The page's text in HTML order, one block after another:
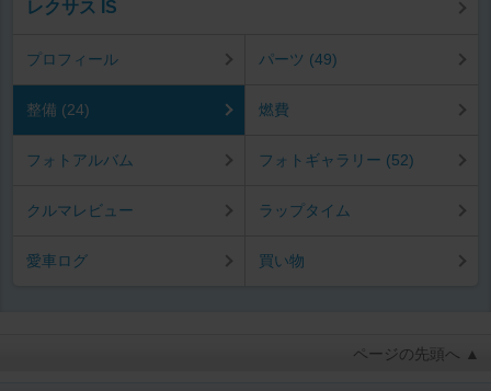
レクサス IS
プロフィール パーツ (49)
整備 (24) 燃費
フォトアルバム フォトギャラリー (52)
クルマレビュー ラップタイム
愛車ログ 買い物
ページの先頭へ ▲